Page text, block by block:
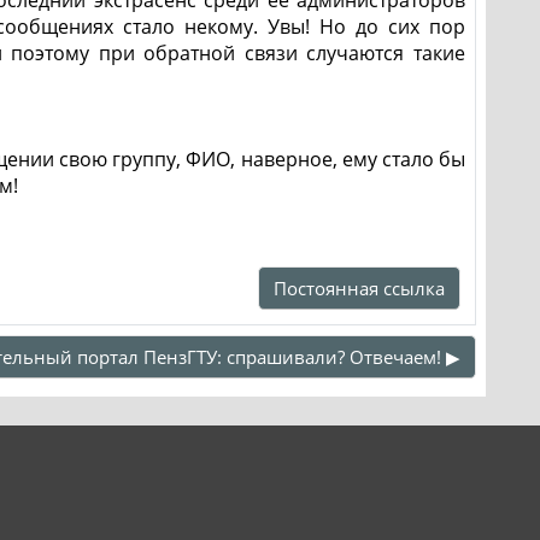
стало некому. Увы! Но до сих пор
при обратной связи случаются такие
свою группу, ФИО, наверное, ему стало бы
Постоянная ссылка
портал ПензГТУ: спрашивали? Отвечаем! ▶︎